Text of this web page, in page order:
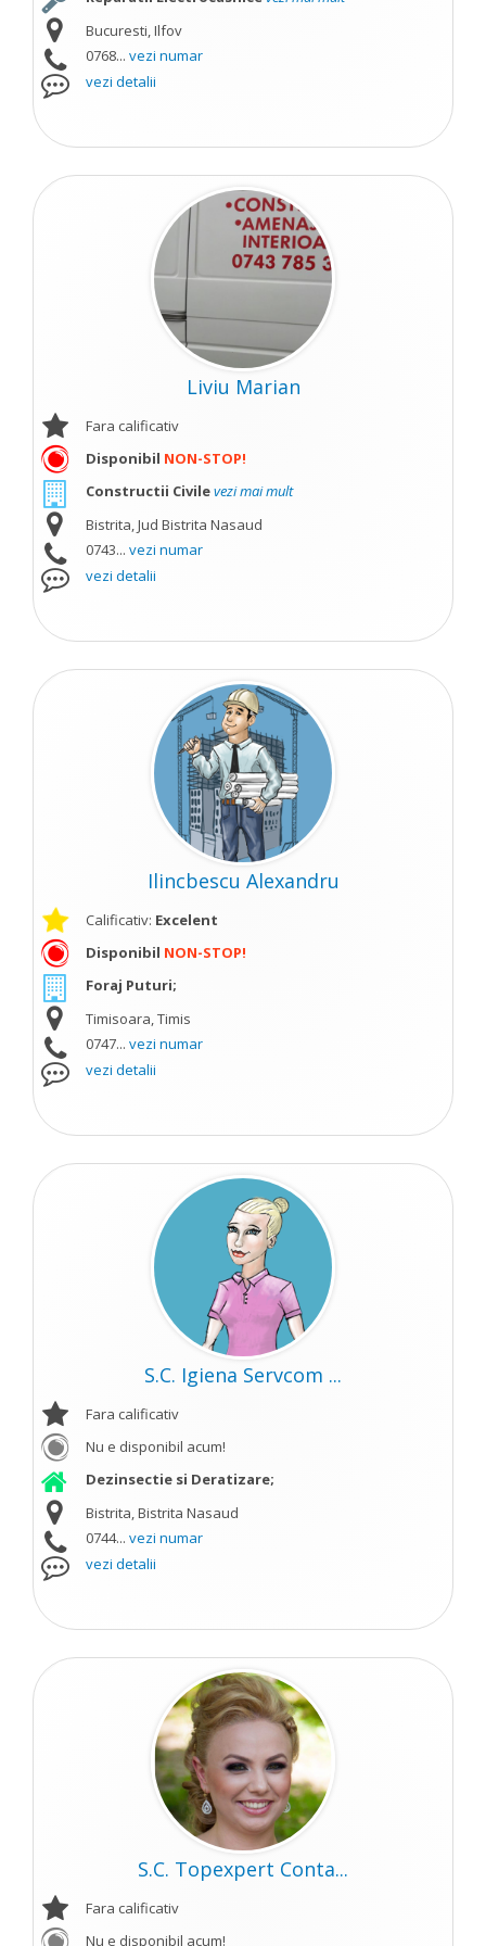
Bucuresti, Ilfov
0768... vezi numar
vezi detalii
Liviu Marian
Fara calificativ
Disponibil NON-STOP!
Constructii Civilevezi mai mult
Bistrita, Jud Bistrita Nasaud
0743... vezi numar
vezi detalii
Ilincbescu Alexandru
Calificativ: Excelent
Disponibil NON-STOP!
Foraj Puturi;
Timisoara, Timis
0747... vezi numar
vezi detalii
S.C. Igiena Servcom ...
Fara calificativ
Nu e disponibil acum!
Dezinsectie si Deratizare;
Bistrita, Bistrita Nasaud
0744... vezi numar
vezi detalii
S.C. Topexpert Conta...
Fara calificativ
Nu e disponibil acum!